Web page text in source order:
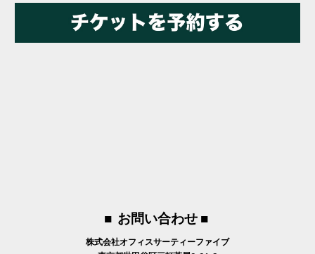
■ お問い合わせ ■
株式会社オフィスサーティーファイブ